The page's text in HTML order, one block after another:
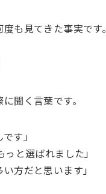
も見てきた事実です。
聞く言葉です。
す」
っと選ばれました」
い方だと思います」